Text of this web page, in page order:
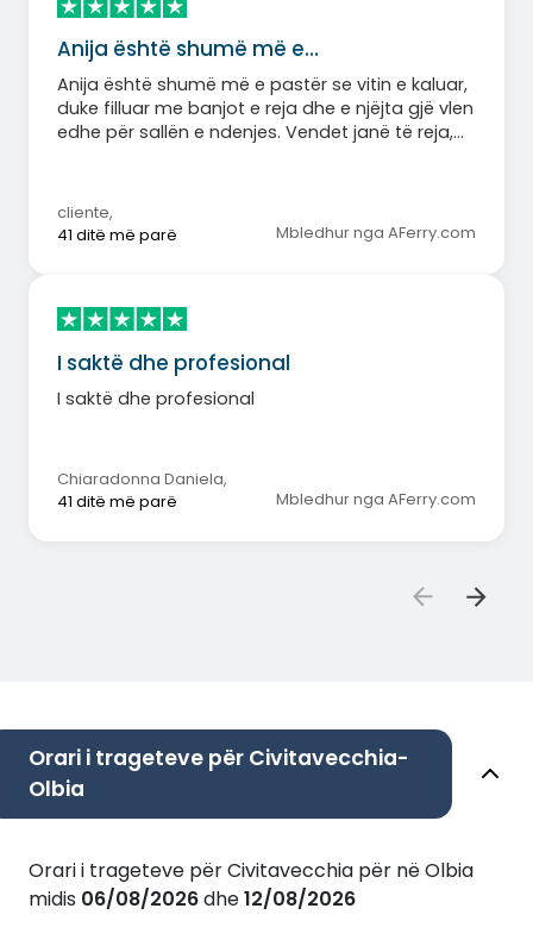
Anija është shumë më e…
Anija është shumë më e pastër se vitin e kaluar,
duke filluar me banjot e reja dhe e njëjta gjë vlen
edhe për sallën e ndenjes. Vendet janë të reja,
cliente,
41 ditë më parë
Mbledhur nga AFerry.com
I saktë dhe profesional
I saktë dhe profesional
Chiaradonna Daniela,
41 ditë më parë
Mbledhur nga AFerry.com
Orari i trageteve për Civitavecchia-
Olbia
Orari i trageteve për Civitavecchia për në Olbia
midis 06/08/2026dhe12/08/2026